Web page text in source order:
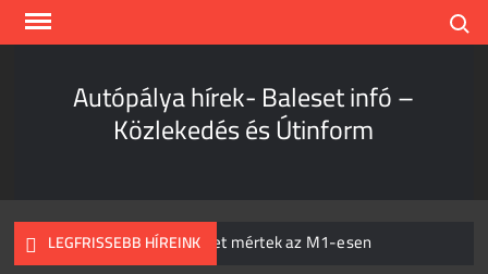
Skip
Autópálya hírek- Baleset infó –
Közlekedés és Útinform
LEGFRISSEBB HÍREINK
Hihetetlen sebességet mértek az M1-esen